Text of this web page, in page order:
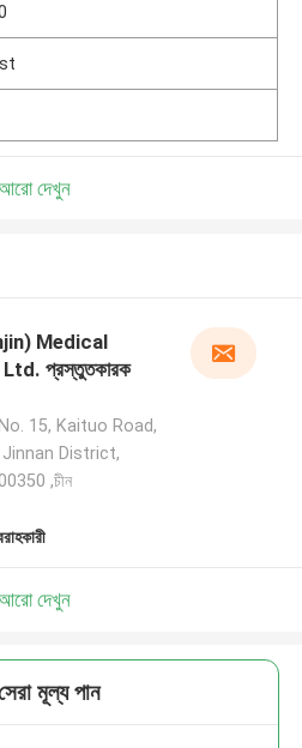
দেখুন
Medical
প্রস্তুতকারক
15, Kaituo Road,
District,
,চীন
দেখুন
মূল্য পান